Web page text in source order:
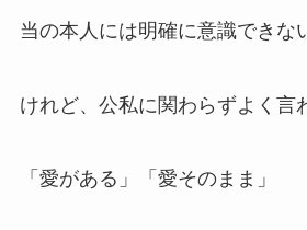
当の本人には明確に意識できな
けれど、公私に関わらずよく言
「愛がある」「愛そのまま」